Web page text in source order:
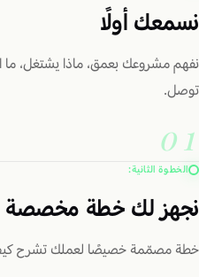
نسمعك أولًا
نفهم مشروعك بعمق، ماذا يشتغل، ما
توصل.
01
الخطوة الثانية:
نجهز لك خطة مخصصة
خطة مصمّمة خصيصًا لعملك تشرح كيف